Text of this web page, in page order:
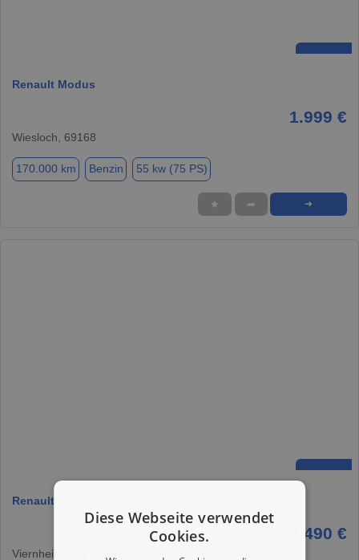
Renault Modus
1.999 €
Wiesloch, 69168
170.000 km Benzin 55 kw (75 PS)
★ ➦ ➜
Renault Modus
2.490 €
Viernheim (bei MANNHEIM), 68519
Diese Webseite verwendet
Cookies.